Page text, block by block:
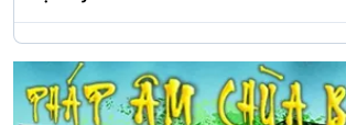
Hà Nội: Long trọng lễ khởi công xây
dựng Trung tâm văn hóa Phật giáo Thủ
đô